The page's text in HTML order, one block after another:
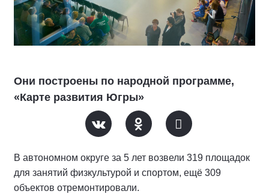
Они построены по народной программе,
«Карте развития Югры»
В автономном округе за 5 лет возвели 319 площадок
для занятий физкультурой и спортом, ещё 309
объектов отремонтировали.